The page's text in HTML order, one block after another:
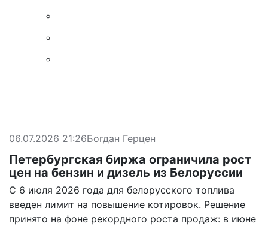
06.07.2026 21:26Богдан Герцен
Петербургская биржа ограничила рост
цен на бензин и дизель из Белоруссии
С 6 июля 2026 года для белорусского топлива
введен лимит на повышение котировок. Решение
принято на фоне рекордного роста продаж: в июне